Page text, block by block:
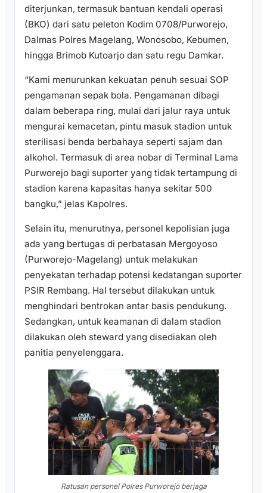
diterjunkan, termasuk bantuan kendali operasi
(BKO) dari satu peleton Kodim 0708/Purworejo,
Dalmas Polres Magelang, Wonosobo, Kebumen,
hingga Brimob Kutoarjo dan satu regu Damkar.
“Kami menurunkan kekuatan penuh sesuai SOP
pengamanan sepak bola. Pengamanan dibagi
dalam beberapa ring, mulai dari jalur raya untuk
mengurai kemacetan, pintu masuk stadion untuk
sterilisasi benda berbahaya seperti sajam dan
alkohol. Termasuk di area nobar di Terminal Lama
Purworejo bagi suporter yang tidak tertampung di
stadion karena kapasitas hanya sekitar 500
bangku,” jelas Kapolres.
Selain itu, menurutnya, personel kepolisian juga
ada yang bertugas di perbatasan Mergoyoso
(Purworejo-Magelang) untuk melakukan
penyekatan terhadap potensi kedatangan suporter
PSIR Rembang. Hal tersebut dilakukan untuk
menghindari bentrokan antar basis pendukung.
Sedangkan, untuk keamanan di dalam stadion
dilakukan oleh steward yang disediakan oleh
panitia penyelenggara.
Ratusan personel Polres Purworejo berjaga